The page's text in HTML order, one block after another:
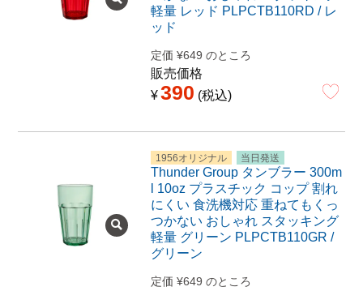
軽量 レッド PLPCTB110RD / レ
ッド
定価 ¥649 のところ
販売価格
¥390 税込
1956オリジナル 当日発送
Thunder Group タンブラー 300m
l 10oz プラスチック コップ 割れ
にくい 食洗機対応 重ねてもくっ
つかない おしゃれ スタッキング
軽量 グリーン PLPCTB110GR /
グリーン
定価 ¥649 のところ